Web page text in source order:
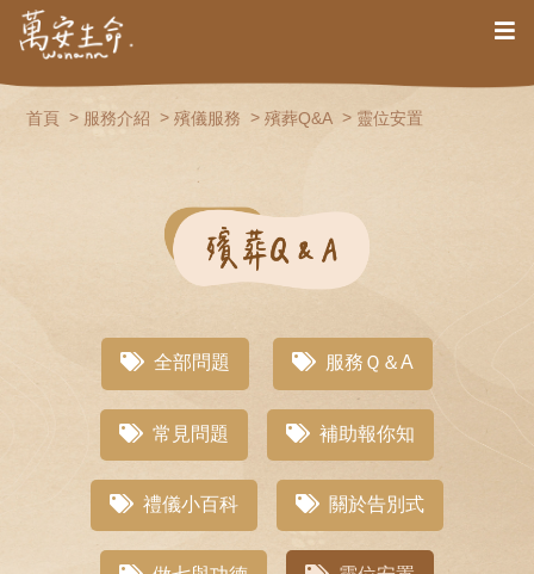
首頁 服務介紹 殯儀服務 殯葬Q&A 靈位安置
全部問題 服務Ｑ＆A
常見問題 補助報你知
禮儀小百科 關於告別式